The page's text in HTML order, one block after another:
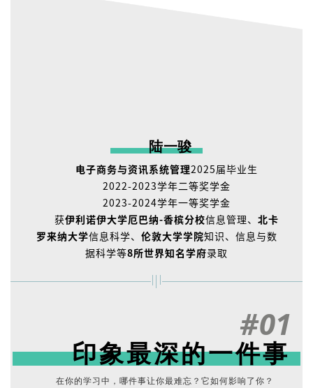
陆一骏
电子商务与资讯系统管理2025届毕业生
2022-2023学年二等奖学金
2023-2024学年一等奖学金
获伊利诺伊大学厄巴纳-香槟分校信息管理、 北卡
罗来纳大学信息科学、 伦敦大学学院知识、信息与数
据科学等8所世界知名学府录取
#01
印象最深的一件事
在你的学习中，哪件事让你最难忘？它如何影响了你？